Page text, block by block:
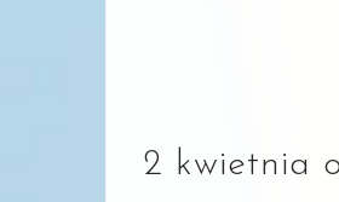
2 kwietnia